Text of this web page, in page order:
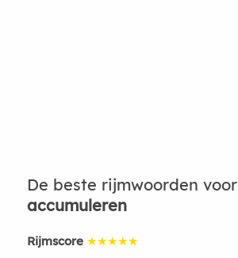
De beste rijmwoorden voor
accumuleren
Rijmscore ★★★★★